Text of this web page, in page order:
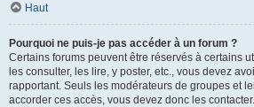
Haut
Pourquoi ne puis-je pas accéder à un forum ?
Certains forums peuvent être réservés à certains
les consulter, les lire, y poster, etc., vous devez
rapportant. Seuls les modérateurs de groupes et
accorder ces accès, vous devez donc les contacter.